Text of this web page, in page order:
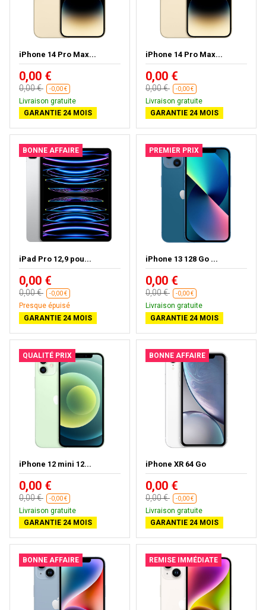
iPhone 14 Pro Max...
0,00 €
0,00 € -0,00 €
Livraison gratuite
GARANTIE 24 MOIS
iPhone 14 Pro Max...
0,00 €
0,00 € -0,00 €
Livraison gratuite
GARANTIE 24 MOIS
BONNE AFFAIRE
iPad Pro 12,9 pou...
0,00 €
0,00 € -0,00 €
Presque épuisé
GARANTIE 24 MOIS
PREMIER PRIX
iPhone 13 128 Go ...
0,00 €
0,00 € -0,00 €
Livraison gratuite
GARANTIE 24 MOIS
QUALITÉ PRIX
iPhone 12 mini 12...
0,00 €
0,00 € -0,00 €
Livraison gratuite
GARANTIE 24 MOIS
BONNE AFFAIRE
iPhone XR 64 Go
0,00 €
0,00 € -0,00 €
Livraison gratuite
GARANTIE 24 MOIS
BONNE AFFAIRE REMISE IMMÉDIATE